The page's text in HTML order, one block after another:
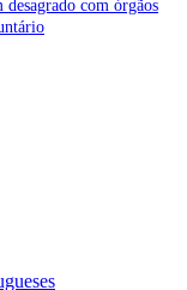
com órgãos